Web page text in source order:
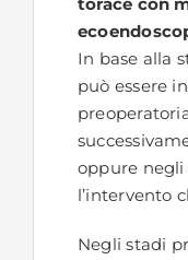
In base alla
può essere
oppure
l’intervento
Negli stadi